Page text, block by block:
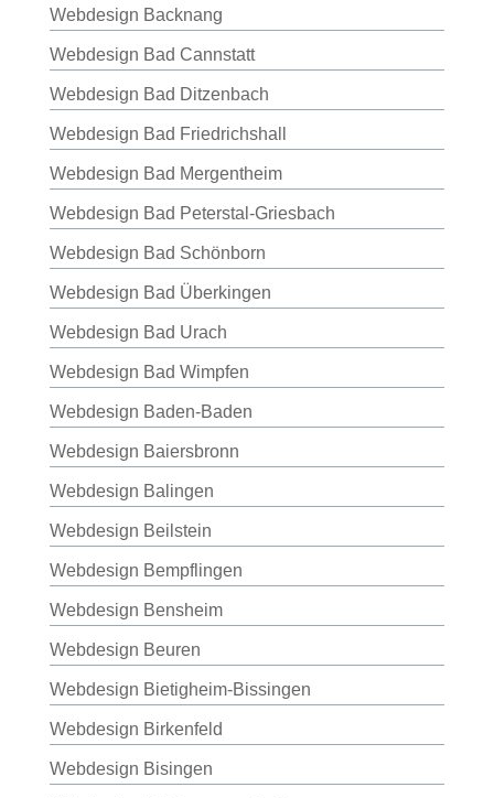
Webdesign Backnang
Webdesign Bad Cannstatt
Webdesign Bad Ditzenbach
Webdesign Bad Friedrichshall
Webdesign Bad Mergentheim
Webdesign Bad Peterstal-Griesbach
Webdesign Bad Schönborn
Webdesign Bad Überkingen
Webdesign Bad Urach
Webdesign Bad Wimpfen
Webdesign Baden-Baden
Webdesign Baiersbronn
Webdesign Balingen
Webdesign Beilstein
Webdesign Bempflingen
Webdesign Bensheim
Webdesign Beuren
Webdesign Bietigheim-Bissingen
Webdesign Birkenfeld
Webdesign Bisingen